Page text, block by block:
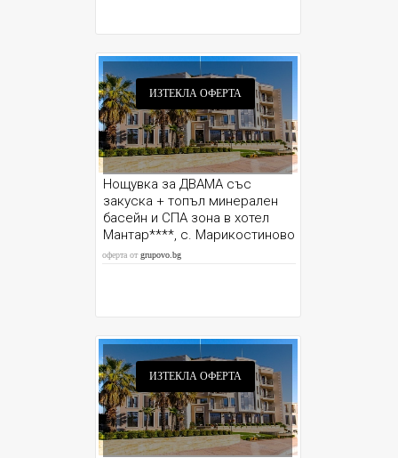
ИЗТЕКЛА ОФЕРТА
Нощувка за ДВАМА със
закуска + топъл минерален
басейн и СПА зона в хотел
Мантар****, с. Марикостиново
до Сандански
оферта отgrupovo.bg
ИЗТЕКЛА ОФЕРТА